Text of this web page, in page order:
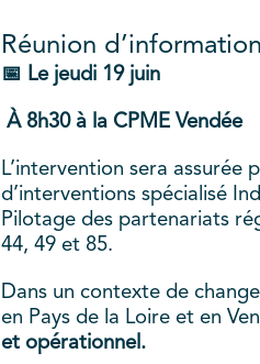
Réunion
📅 Le jeudi 19 juin
À 8h30 à la CPME Vendée
L’intervention sera assurée
d’interventions spécialisé
Pilotage des partenariats
44, 49 et 85.
Dans un contexte de
en Pays de la Loire et en
et opérationnel.